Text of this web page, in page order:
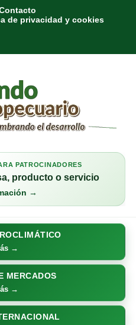
de privacidad y cookies
PATROCINADORES
producto o servicio
→
→
MERCADOS
→